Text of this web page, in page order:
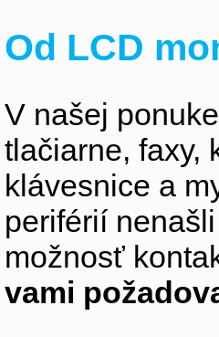
Od LCD
V našej ponuke
tlačiarne, faxy,
klávesnice a
periférií
možnosť
vami